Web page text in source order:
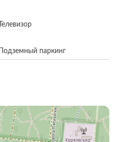
Телевизор
Подземный паркинг